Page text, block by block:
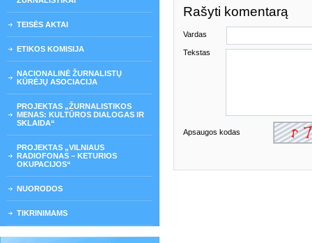
TEISĖS AKTAI
ETIKOS KOMISIJA
NACIONALINĖ ŽURNALISTŲ
KŪRĖJŲ ASOCIACIJA
PROJEKTAS „ŽURNALISTIKOS
MENAS: KULTŪROS DIALOGAS IR
SKLAIDA“
PROJEKTAS „VILNIAUS
RADIOFONAS – KETURIOS
OKUPACIJOS“
NUORODOS
TIKRINIMAMS
Rašyti komentarą
Vardas
Tekstas
Apsaugos kodas